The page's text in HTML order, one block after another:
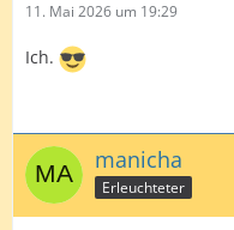
11. Mai 2026 um 19:29
Ich.
manicha
Erleuchteter